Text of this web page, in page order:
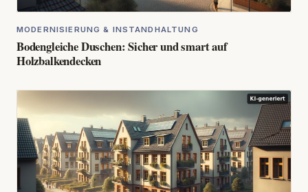
MODERNISIERUNG & INSTANDHALTUNG
Bodengleiche Duschen: Sicher und smart auf
Holzbalkendecken